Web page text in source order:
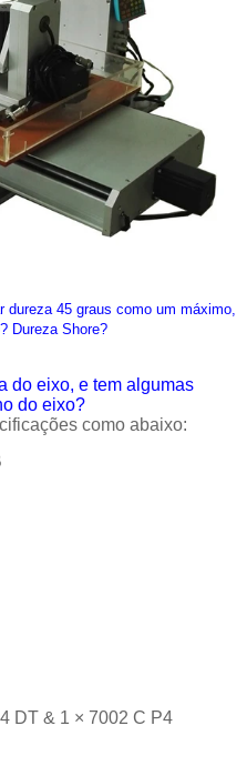
45 graus como um máximo,
Dureza Shore?
do eixo, e tem algumas
do eixo?
como abaixo:
DT & 1 × 7002 C P4